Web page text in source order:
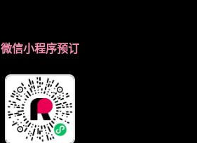
微信小程序预订